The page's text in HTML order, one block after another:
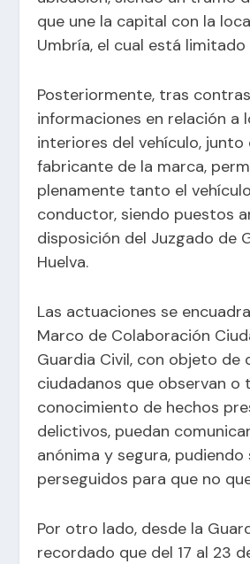
que une la capital con la
Umbría, el cual está limitado
Posteriormente, tras
informaciones en relación a
interiores del vehículo, junto
fabricante de la marca,
plenamente tanto el
conductor, siendo puestos
disposición del Juzgado de
Huelva.
Las actuaciones se
Marco de Colaboración
Guardia Civil, con objeto de
ciudadanos que observan o
conocimiento de hechos
delictivos, puedan
anónima y segura, pudiendo
perseguidos para que no
Por otro lado, desde la
recordado que del 17 al 23